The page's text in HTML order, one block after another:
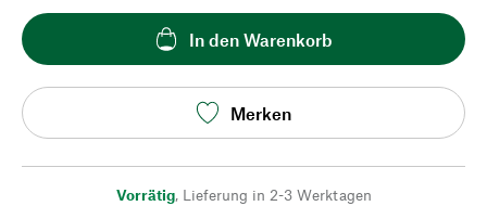
In den Warenkorb
Merken
Vorrätig, Lieferung in 2-3 Werktagen